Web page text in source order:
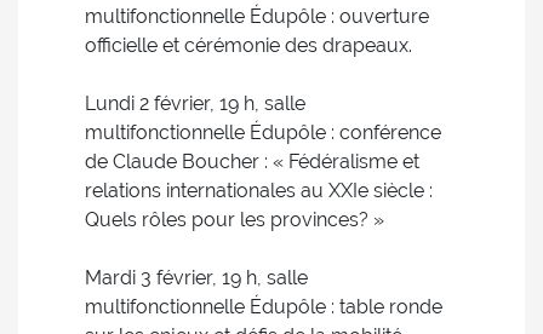
multifonctionnelle Édupôle : ouverture
officielle et cérémonie des drapeaux.
Lundi 2 février, 19 h, salle
multifonctionnelle Édupôle : conférence
de Claude Boucher : « Fédéralisme et
relations internationales au XXIe siècle :
Quels rôles pour les provinces? »
Mardi 3 février, 19 h, salle
multifonctionnelle Édupôle : table ronde